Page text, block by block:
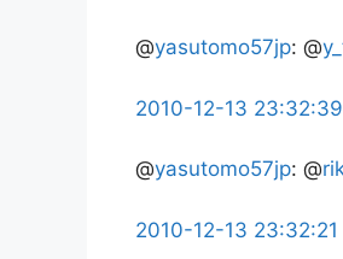
@yasutomo57jp: @
2010-12-13 23:32:39
@yasutomo57jp: @
2010-12-13 23:32:21